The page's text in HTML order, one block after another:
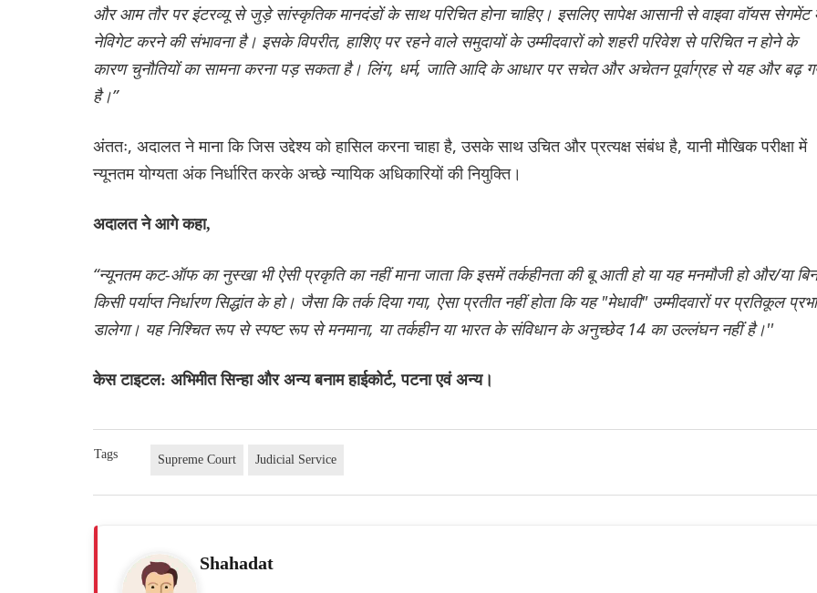
और आम तौर पर इंटरव्यू से जुड़े सांस्कृतिक मानदंडों के साथ परिचित होना चाहिए। इसलिए सापेक्ष आसानी से वाइवा वॉयस सेगमेंट
नेविगेट करने की संभावना है। इसके विपरीत, हाशिए पर रहने वाले समुदायों के उम्मीदवारों को शहरी परिवेश से परिचित न होने के
कारण चुनौतियों का सामना करना पड़ सकता है। लिंग, धर्म, जाति आदि के आधार पर सचेत और अचेतन पूर्वाग्रह से यह और बढ़
है।”
अंततः, अदालत ने माना कि जिस उद्देश्य को हासिल करना चाहा है, उसके साथ उचित और प्रत्यक्ष संबंध है, यानी मौखिक परीक्षा में
न्यूनतम योग्यता अंक निर्धारित करके अच्छे न्यायिक अधिकारियों की नियुक्ति।
अदालत ने आगे कहा,
“न्यूनतम कट-ऑफ का नुस्खा भी ऐसी प्रकृति का नहीं माना जाता कि इसमें तर्कहीनता की बू आती हो या यह मनमौजी हो और/या
किसी पर्याप्त निर्धारण सिद्धांत के हो। जैसा कि तर्क दिया गया, ऐसा प्रतीत नहीं होता कि यह "मेधावी" उम्मीदवारों पर प्रतिकूल
डालेगा। यह निश्चित रूप से स्पष्ट रूप से मनमाना, या तर्कहीन या भारत के संविधान के अनुच्छेद 14 का उल्लंघन नहीं है।''
केस टाइटल: अभिमीत सिन्हा और अन्य बनाम हाईकोर्ट, पटना एवं अन्य।
Tags Supreme Court Judicial Service
Shahadat